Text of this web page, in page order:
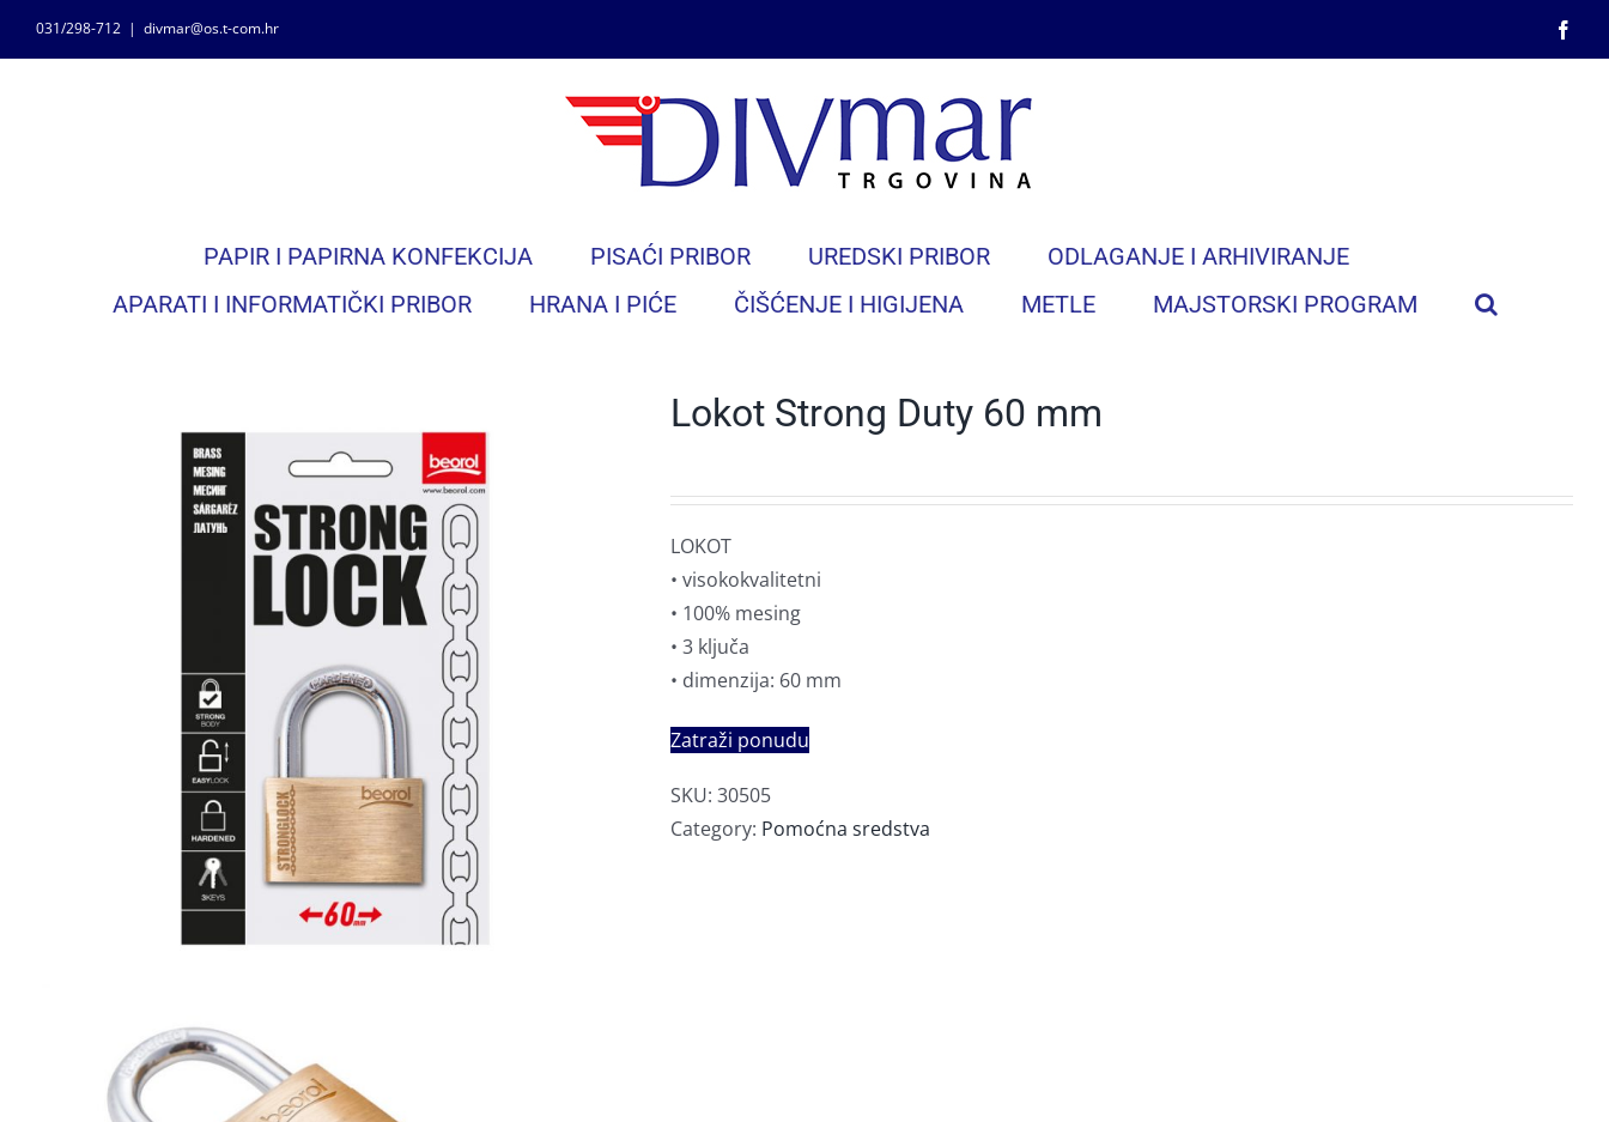
031/298-712 | divmar@os.t-com.hr
PAPIR I PAPIRNA KONFEKCIJA PISAĆI PRIBOR UREDSKI PRIBOR
ODLAGANJE I ARHIVIRANJE
APARATI I INFORMATIČKI PRIBOR
HRANA I PIĆE ČIŠĆENJE I HIGIJENA METLE MAJSTORSKI PROGRAM
Lokot Strong Duty 60 mm
LOKOT
• visokokvalitetni
• 100% mesing
• 3 ključa
• dimenzija: 60 mm
Zatraži ponudu
SKU: 30505
Category: Pomoćna sredstva